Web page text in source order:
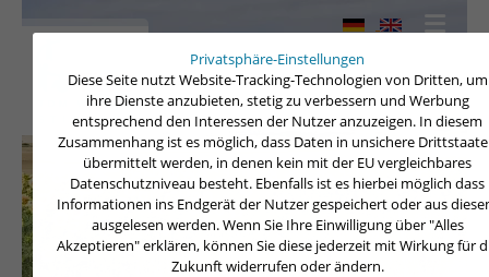
Privatsphäre-Einstellungen
Diese Seite nutzt Website-Tracking-Technologien von Dritten, um
ihre Dienste anzubieten, stetig zu verbessern und Werbung
entsprechend den Interessen der Nutzer anzuzeigen. In diesem
Zusammenhang ist es möglich, dass Daten in unsichere
übermittelt werden, in denen kein mit der EU vergleichbares
Datenschutzniveau besteht. Ebenfalls ist es hierbei möglich dass
Informationen ins Endgerät der Nutzer gespeichert oder aus
ausgelesen werden. Wenn Sie Ihre Einwilligung über "Alles
Akzeptieren" erklären, können Sie diese jederzeit mit Wirkung für
Zukunft widerrufen oder ändern.